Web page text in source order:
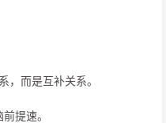
而是互补关系。
提速。